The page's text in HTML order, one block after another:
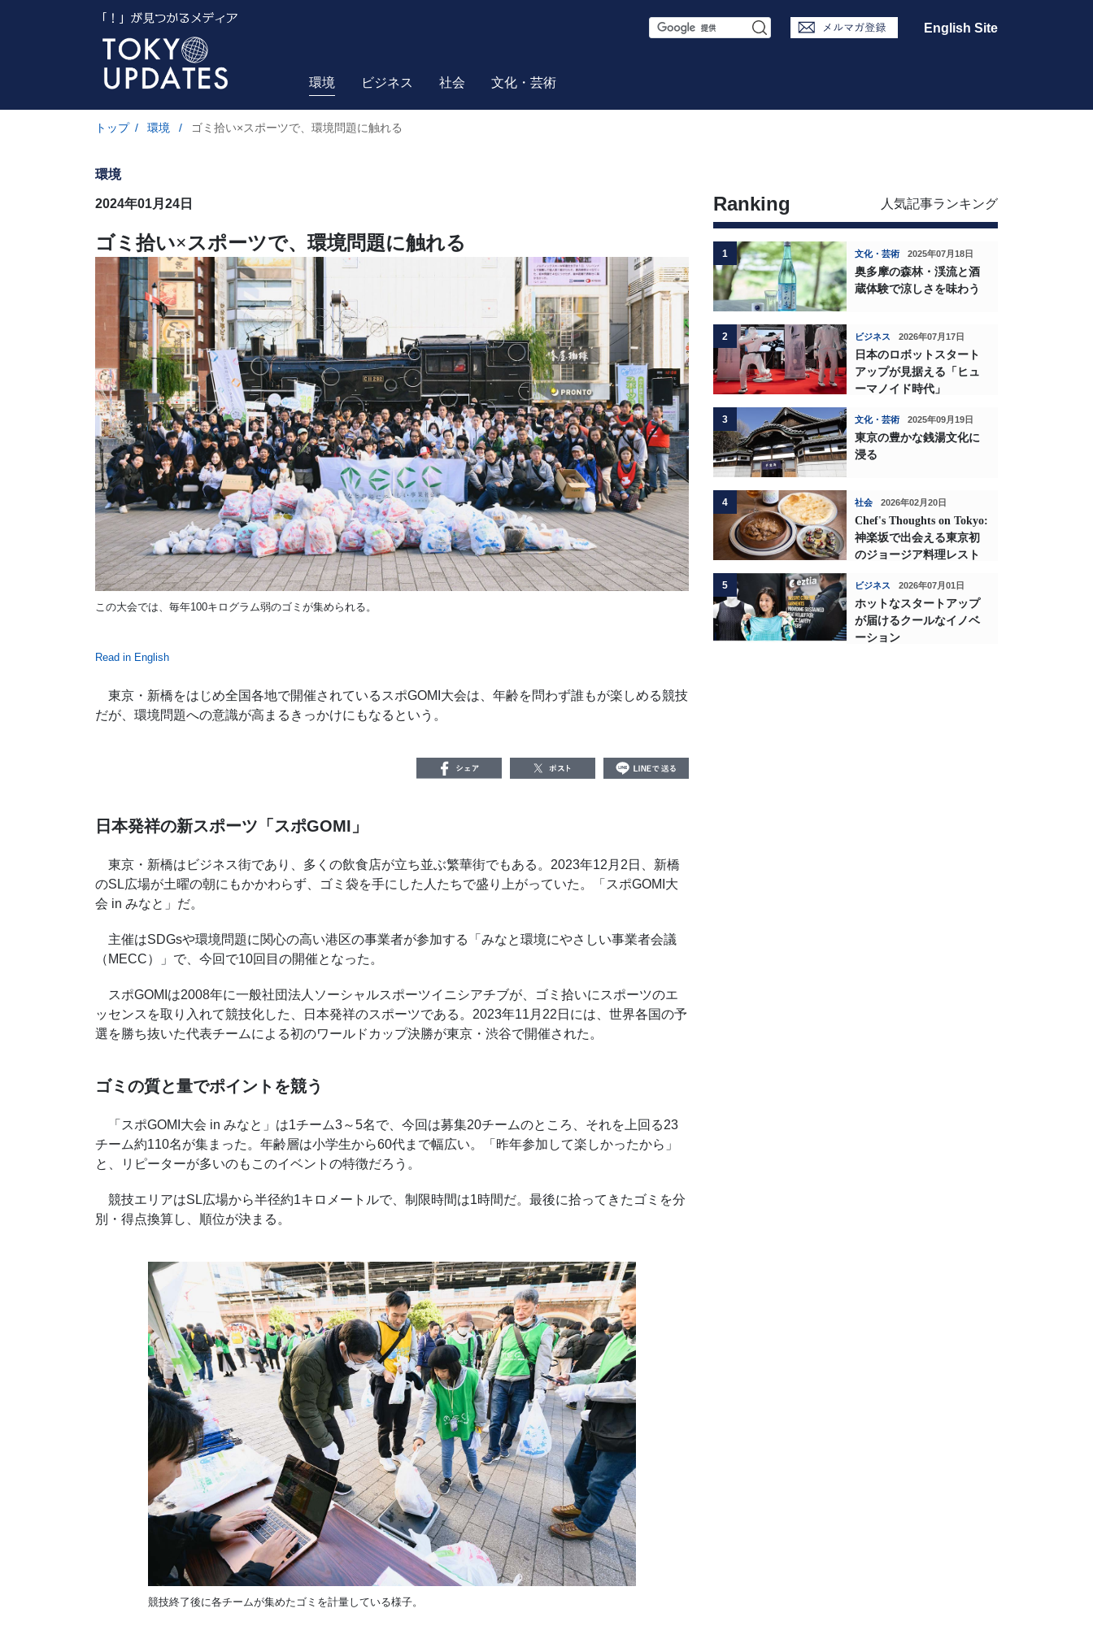
S
r
English Site
環境 ビジネス 社会 文化・芸術
トップ / 環境 / ゴミ拾い×スポーツで、環境問題に触れる
環境
2024年01月24日
ゴミ拾い×スポーツで、環境問題に触れる
この大会では、毎年100キログラム弱のゴミが集められる。
Read in English
東京・新橋をはじめ全国各地で開催されているスポGOMI大会は、年齢を問わず誰もが楽しめる競技
だが、環境問題への意識が高まるきっかけにもなるという。
日本発祥の新スポーツ「スポGOMI」
東京・新橋はビジネス街であり、多くの飲食店が立ち並ぶ繁華街でもある。2023年12月2日、新橋
のSL広場が土曜の朝にもかかわらず、ゴミ袋を手にした人たちで盛り上がっていた。「スポGOMI大
会 in みなと」だ。
主催はSDGsや環境問題に関心の高い港区の事業者が参加する「みなと環境にやさしい事業者会議
（MECC）」で、今回で10回目の開催となった。
スポGOMIは2008年に一般社団法人ソーシャルスポーツイニシアチブが、ゴミ拾いにスポーツのエ
ッセンスを取り入れて競技化した、日本発祥のスポーツである。2023年11月22日には、世界各国の予
選を勝ち抜いた代表チームによる初のワールドカップ決勝が東京・渋谷で開催された。
ゴミの質と量でポイントを競う
「スポGOMI大会 in みなと」は1チーム3～5名で、今回は募集20チームのところ、それを上回る23
チーム約110名が集まった。年齢層は小学生から60代まで幅広い。「昨年参加して楽しかったから」
と、リピーターが多いのもこのイベントの特徴だろう。
競技エリアはSL広場から半径約1キロメートルで、制限時間は1時間だ。最後に拾ってきたゴミを分
別・得点換算し、順位が決まる。
競技終了後に各チームが集めたゴミを計量している様子。
Ranking 人気記事ランキング
1 文化・芸術 2025年07月18日
奥多摩の森林・渓流と酒
蔵体験で涼しさを味わう
2 ビジネス 2026年07月17日
日本のロボットスタート
アップが見据える「ヒュ
ーマノイド時代」
3 文化・芸術 2025年09月19日
東京の豊かな銭湯文化に
浸る
4 社会 2026年02月20日
Chef's Thoughts on Tokyo:
神楽坂で出会える東京初
のジョージア料理レスト
5 ビジネス 2026年07月01日
ホットなスタートアップ
が届けるクールなイノベ
ーション